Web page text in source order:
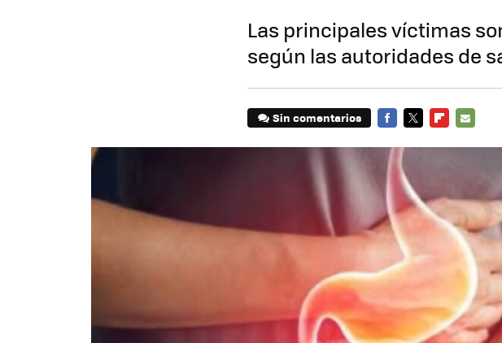
Las principales víctimas
según las autoridades de
Sin comentarios